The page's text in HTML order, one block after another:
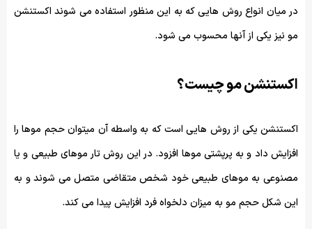
در میان انواع روش هایی که به این منظور استفاده می شوند اکستنشن
مو نیز یکی از آنها محسوب می شود.
اکستنشن مو چیست؟
اکستنشن یکی از روش هایی است که به واسطه آن میتوان حجم موها را
افزایش داد و به پرپشتی موها افزود. در این روش تار موهای طبیعی و یا
مصنوعی به موهای طبیعی خود شخص متقاضی متصل می شوند و به
این شکل حجم مو به میزان دلخواه فرد افزایش پیدا می کند.